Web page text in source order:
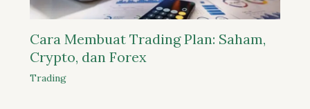
Cara Membuat Trading Plan: Saham,
Crypto, dan Forex
Trading